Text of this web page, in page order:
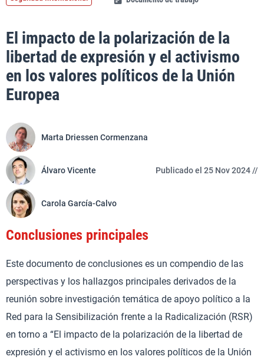
El impacto de la polarización de la
libertad de expresión y el activismo
en los valores políticos de la Unión
Europea
Marta Driessen Cormenzana
Álvaro Vicente
Carola García-Calvo
Publicado el 25 Nov 2024 //
Conclusiones principales
Este documento de conclusiones es un compendio de las
perspectivas y los hallazgos principales derivados de la
reunión sobre investigación temática de apoyo político a la
Red para la Sensibilización frente a la Radicalización (RSR)
en torno a “El impacto de la polarización de la libertad de
expresión y el activismo en los valores políticos de la Unión